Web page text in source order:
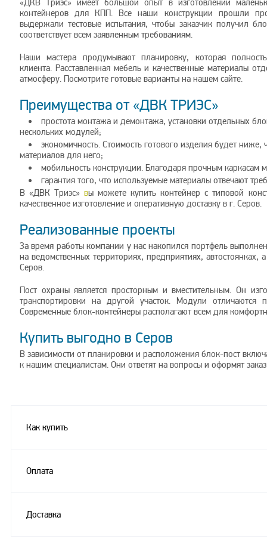
«ДКВ Триэс» имеет большой опыт в изготовлении
контейнеров для КПП. Все наши конструкции прошли
выдержали тестовые испытания, чтобы заказчик получил
соответствует всем заявленным требованиям.
Наши мастера продумывают планировку, которая
клиента. Расставленная мебель и качественные материалы
атмосферу. Посмотрите готовые варианты на нашем сайте.
Преимущества от «ДВК ТРИЭС»
простота монтажа и демонтажа, установки отдельных
нескольких модулей;
экономичность. Стоимость готового изделия будет ниже,
материалов для него;
мобильность конструкции. Благодаря прочным каркасам
гарантия того, что используемые материалы отвечают
В «ДВК Триэс»вы можете купить контейнер с типовой
качественное изготовление и оперативную доставку в г. Серов.
Реализованные проекты
За время работы компании у нас накопился портфель
на ведомственных территориях, предприятиях,
Серов.
Пост охраны является просторным и вместительным. Он
транспортировки на другой участок. Модули
Современные блок-контейнеры располагают всем для
Купить выгодно в Серов
В зависимости от планировки и расположения блок-пост
к нашим специалистам. Они ответят на вопросы и оформят
Как купить
Оплата
Доставка